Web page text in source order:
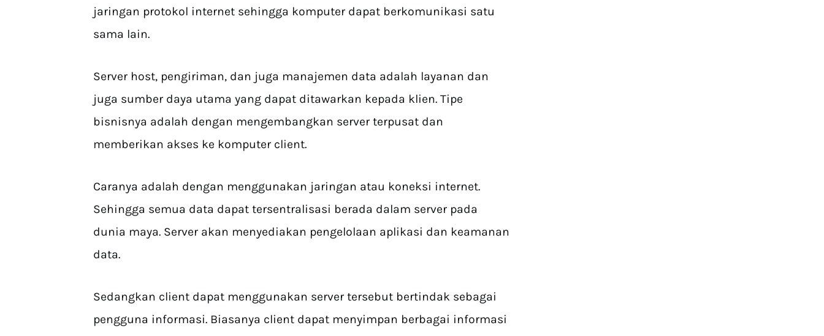
jaringan protokol internet sehingga komputer dapat berkomunikasi satu
sama lain.
Server host, pengiriman, dan juga manajemen data adalah layanan dan
juga sumber daya utama yang dapat ditawarkan kepada klien. Tipe
bisnisnya adalah dengan mengembangkan server terpusat dan
memberikan akses ke komputer client.
Caranya adalah dengan menggunakan jaringan atau koneksi internet.
Sehingga semua data dapat tersentralisasi berada dalam server pada
dunia maya. Server akan menyediakan pengelolaan aplikasi dan keamanan
data.
Sedangkan client dapat menggunakan server tersebut bertindak sebagai
pengguna informasi. Biasanya client dapat menyimpan berbagai informasi